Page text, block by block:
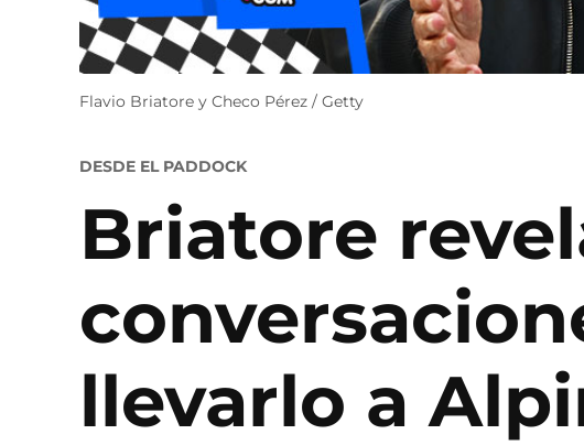
Flavio Briatore y Checo Pérez / Getty
POSTED
DESDE EL PADDOCK
Briatore
llevarlo a